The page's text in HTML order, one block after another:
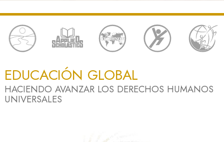
EDUCACIÓN GLOBAL
HACIENDO AVANZAR LOS DERECHOS HUMANOS
UNIVERSALES